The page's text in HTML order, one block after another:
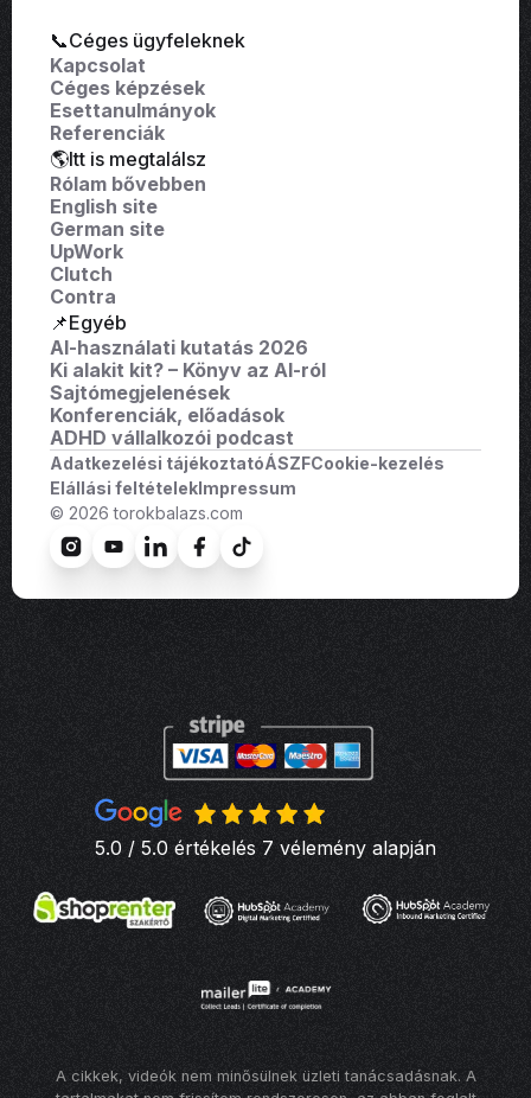
📞Céges ügyfeleknek
Kapcsolat
Céges képzések
Esettanulmányok
Referenciák
🌎Itt is megtalálsz
Rólam bővebben
English site
German site
UpWork
Clutch
Contra
📌Egyéb
AI-használati kutatás 2026
Ki alakit kit? – Könyv az AI-ról
Sajtómegjelenések
Konferenciák, előadások
ADHD vállalkozói podcast
Adatkezelési tájékoztatóÁSZFCookie-kezelés
Elállási feltételekImpressum
© 2026 torokbalazs.com
5.0 / 5.0 értékelés 7 vélemény alapján
A cikkek, videók nem minősülnek üzleti tanácsadásnak. A